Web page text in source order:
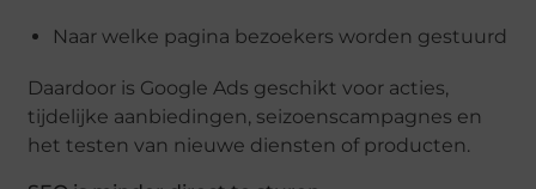
Naar welke pagina bezoekers worden gestuurd
Daardoor is Google Ads geschikt voor acties,
tijdelijke aanbiedingen, seizoenscampagnes en
het testen van nieuwe diensten of producten.